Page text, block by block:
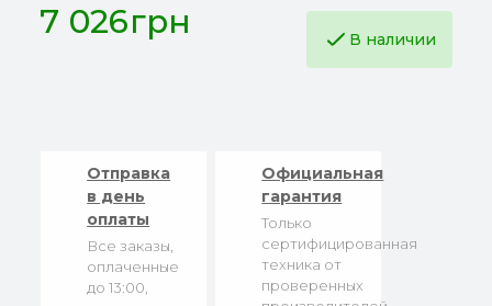
7 026грн В наличии
Отправка
в день
оплаты
Все заказы,
оплаченные
до 13:00,
Официальная
гарантия
Только
сертифицированная
техника от
проверенных